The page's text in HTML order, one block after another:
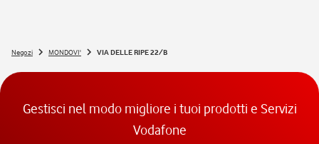
Negozi MONDOVI' VIA DELLE RIPE 22/B
Gestisci nel modo migliore i tuoi prodotti e Servizi
Vodafone